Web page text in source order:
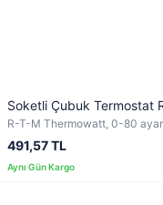
Soketli Çubuk Termostat
R-T-M Thermowatt, 0-80
491,57 TL